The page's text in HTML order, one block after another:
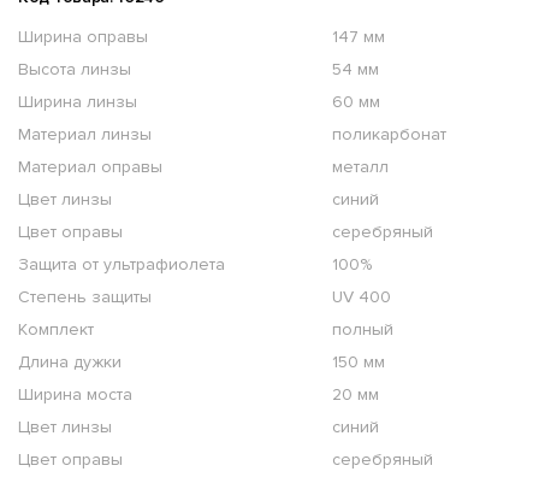
Ширина оправы
147 мм
Высота линзы
54 мм
Ширина линзы
60 мм
Материал линзы
поликарбонат
Материал оправы
металл
Цвет линзы
синий
Цвет оправы
серебряный
Защита от ультрафиолета
100%
Степень защиты
UV 400
Комплект
полный
Длина дужки
150 мм
Ширина моста
20 мм
Цвет линзы
синий
Цвет оправы
серебряный